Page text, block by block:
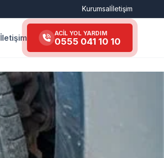
Kurumsalİletişim
İletişim ACİL YOL YARDIM
0555 041 10 10